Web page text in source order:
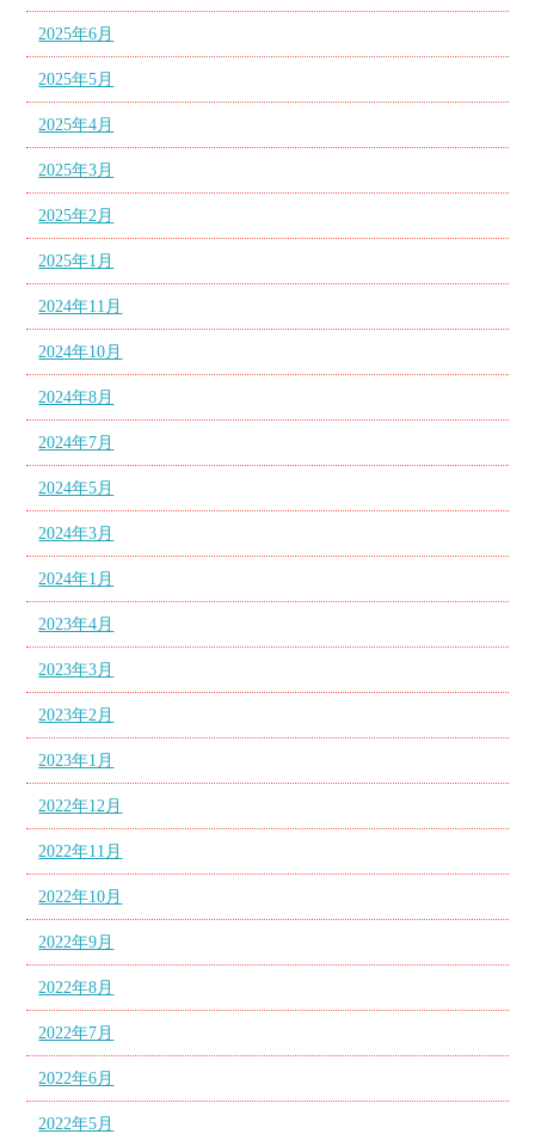
2025年6月
2025年5月
2025年4月
2025年3月
2025年2月
2025年1月
2024年11月
2024年10月
2024年8月
2024年7月
2024年5月
2024年3月
2024年1月
2023年4月
2023年3月
2023年2月
2023年1月
2022年12月
2022年11月
2022年10月
2022年9月
2022年8月
2022年7月
2022年6月
2022年5月